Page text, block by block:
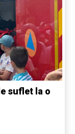
suflet la o